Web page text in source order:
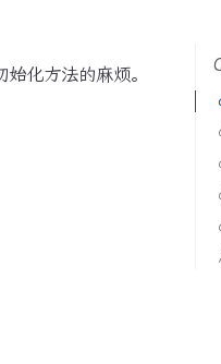
化方法的麻烦。